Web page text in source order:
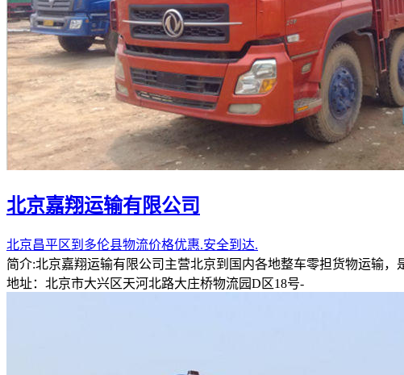
北京嘉翔运输有限公司
北京昌平区到多伦县物流价格优惠.安全到达.
简介:北京嘉翔运输有限公司主营北京到国内各地整车零担货物运输
地址：北京市大兴区天河北路大庄桥物流园D区18号-